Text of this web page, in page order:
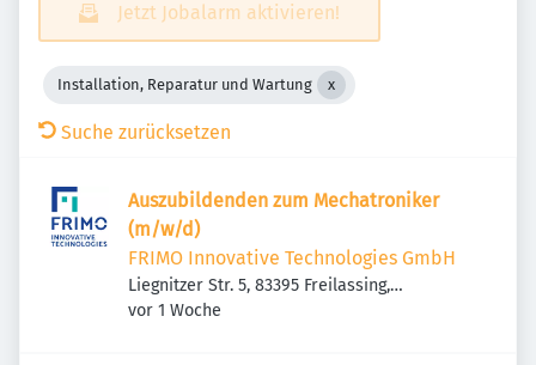
Jetzt Jobalarm aktivieren!
Installation, Reparatur und Wartung
Suche zurücksetzen
Auszubildenden zum Mechatroniker
(m/w/d)
FRIMO Innovative Technologies GmbH
Liegnitzer Str. 5, 83395 Freilassing,
Deutschland
Veröffentlicht
vor 1 Woche